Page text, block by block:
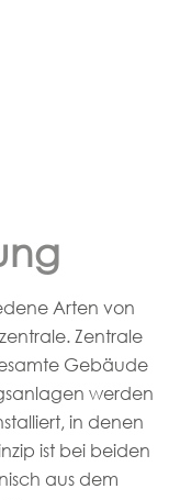
Arten von
Zentrale
Gebäude
werden
in denen
ist bei beiden
aus dem